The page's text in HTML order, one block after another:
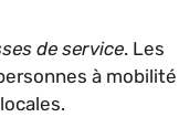
de service. Les
à mobilité